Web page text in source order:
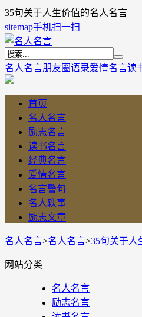
35句关于人生价值的名人名言
sitemap手机扫一扫
名人名言朋友圈语录爱情名言读
首页
名人名言
励志名言
读书名言
经典名言
爱情名言
名言警句
名人轶事
励志文章
名人名言>名人名言>35句关于人
网站分类
名人名言
励志名言